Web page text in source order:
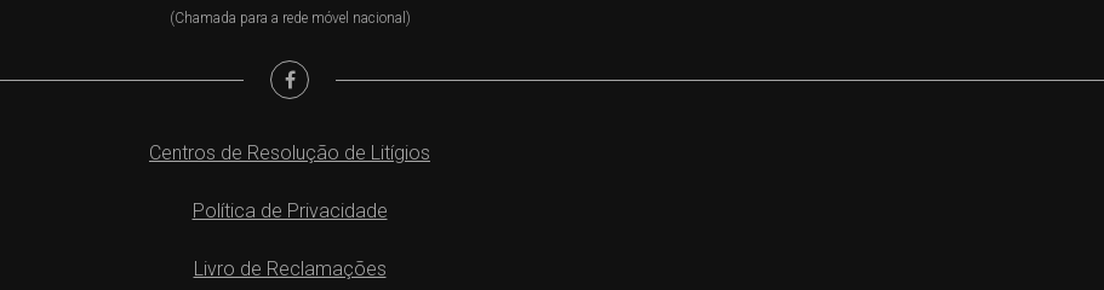
(Chamada para a rede móvel nacional)
Centros de Resolução de Litígios
Política de Privacidade
Livro de Reclamações